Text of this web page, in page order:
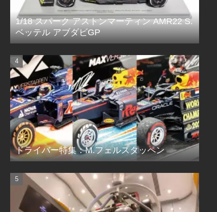
1/18 スパーク アストンマーティン AMR22 S.
ベッテル アブダビGP
ドライバー特集：M.フェルスタッペン